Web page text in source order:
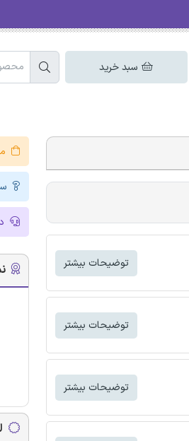
سبد خرید
توضیحات بیشتر
توضیحات بیشتر
توضیحات بیشتر